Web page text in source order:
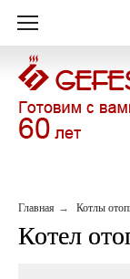
Главная Котлы
Котел